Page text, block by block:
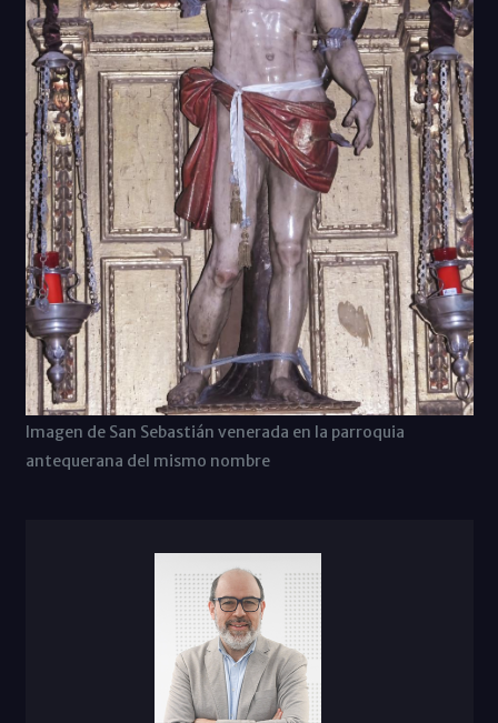
Imagen de San Sebastián venerada en la parroquia
antequerana del mismo nombre